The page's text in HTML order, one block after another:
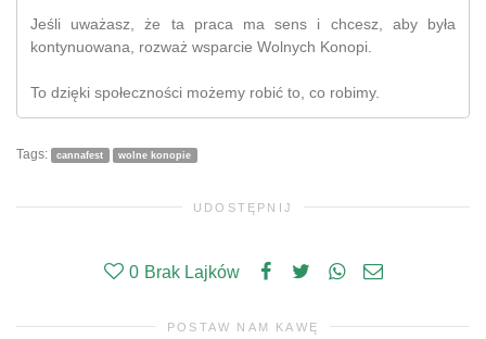
Jeśli uważasz, że ta praca ma sens i chcesz, aby była
kontynuowana, rozważ wsparcie Wolnych Konopi.
To dzięki społeczności możemy robić to, co robimy.
Tags: cannafest wolne konopie
UDOSTĘPNIJ
0 Brak Lajków
POSTAW NAM KAWĘ